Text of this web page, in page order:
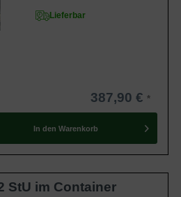
Lieferbar
387,90 €
In den Warenkorb
StU im Container